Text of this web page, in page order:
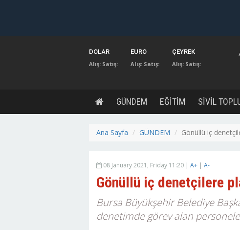
DOLAR
Alış: Satış:
EURO
Alış: Satış:
ÇEYREK
Alış: Satış:
GÜNDEM EĞİTİM SİVİL
Ana Sayfa GÜNDEM Gönüllü iç
08 January 2021, Friday 11:20 | A+ | A-
Gönüllü iç denetçilere
Bursa Büyükşehir Belediye
denetimde görev alan personele